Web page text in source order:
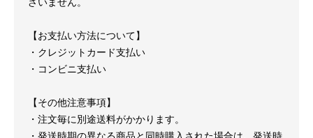
【お支払い方法について】
・クレジットカード支払い
・コンビニ支払い
【その他注意事項】
・注文毎に別途送料がかかります。
・発送時期の異なる商品と同時購入された場合は、発送時